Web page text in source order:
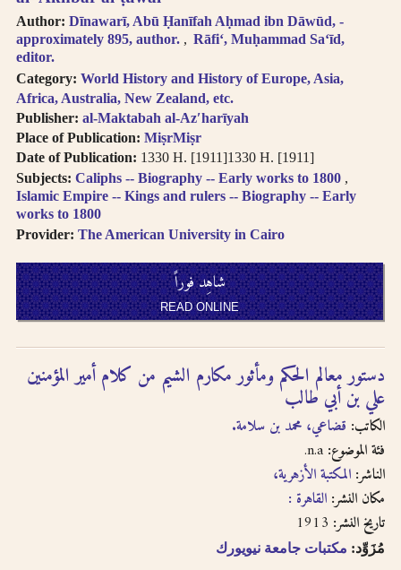
follows Modern
Standard Arabic
(fuṣḥá).
Diacritical vowels
are equivalent to
normal characters,
i.e. Ḥajjāj = Hajjaj.
Try searching
places by different
transliterations, i.e.
Cairo, Qahira,
Qahirah, Tehran,
Tihran.
Try searching
places in English,
French, or
transliteration, i.e.
Egypt, Egypte, Misr.
Try searching
subject terms in
حاول البحث عن مكان النشر
باستخدام طرق مختلفة من
حاول البحث عن مكان النشر
الإنجليزية.
حاول البحث عن الموضوع
باستخدام طرق مختلفة من
الترجمة الصوتية أو باللغة
حاول البحث باستخدام ال-
التعريف أو بدونها
لا تستعمل الحركة على الحرف
الأخير من الكلمة في الترجمة
الصوتية باستثناء حالة التنوين
بالفتحتين
Author: Dīnawarī, Abū Ḥanīfah Aḥmad ibn Dāwūd, -
approximately 895, author.
Rāfiʻ, Muḥammad Saʻīd,
editor.
Category: World History and History of Europe, Asia,
Africa, Australia, New Zealand, etc.
Publisher: al-Maktabah al-Azʹharīyah
Place of Publication: MiṣrMiṣr
Date of Publication: 1330 H. [1911]1330 H. [1911]
Subjects: Caliphs -- Biography -- Early works to 1800
Islamic Empire -- Kings and rulers -- Biography -- Early
works to 1800
Provider: The American University in Cairo
شاهِد فوراً
READ ONLINE
دستور معالم الحكم ومأثور مكارم الشيم من كلام أمير المؤمنين
علي بن أبي طالب
الكاتب: قضاعي، محمد بن سلامة.
فئة الموضوع:
الناشر: المكتبة الأزهرية،
مكان النشر: القاهرة :
تاريخ النشر:
مُزَوِّد: مكتبات جامعة نيويورك